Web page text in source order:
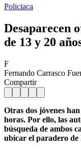
Policiaca
Desaparecen
de 13 y 20
F
Fernando Carrasco
Compartir
Otras dos jóvenes
horas. Por ello, las
búsqueda de ambos
ubicar el paradero de